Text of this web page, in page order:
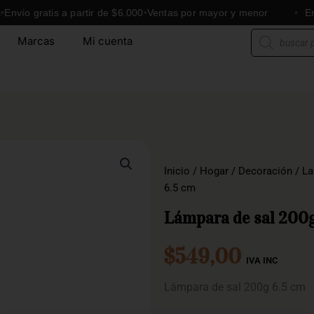
gratis a partir de $6.000 Ventas por mayor y menor Envíos
Marcas Mi cuenta
Búsqueda
Inicio / Hogar / Decoración /
6.5 cm
Lámpara de sal
$549,00 IVA INC